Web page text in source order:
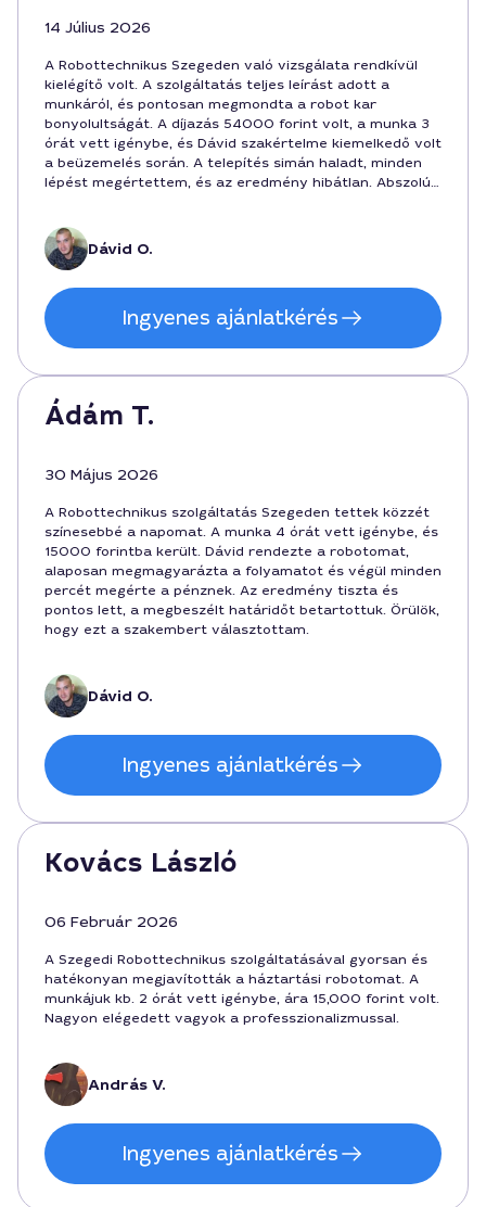
14 Július 2026
A Robottechnikus Szegeden való vizsgálata rendkívül
kielégítő volt. A szolgáltatás teljes leírást adott a
munkáról, és pontosan megmondta a robot kar
bonyolultságát. A díjazás 54000 forint volt, a munka 3
órát vett igénybe, és Dávid szakértelme kiemelkedő volt
a beüzemelés során. A telepítés simán haladt, minden
lépést megértettem, és az eredmény hibátlan. Abszolút
Dávid O.
Ingyenes ajánlatkérés
Ádám T.
30 Május 2026
A Robottechnikus szolgáltatás Szegeden tettek közzét
színesebbé a napomat. A munka 4 órát vett igénybe, és
15000 forintba került. Dávid rendezte a robotomat,
alaposan megmagyarázta a folyamatot és végül minden
percét megérte a pénznek. Az eredmény tiszta és
pontos lett, a megbeszélt határidőt betartottuk. Örülök,
hogy ezt a szakembert választottam.
Dávid O.
Ingyenes ajánlatkérés
Kovács László
06 Február 2026
A Szegedi Robottechnikus szolgáltatásával gyorsan és
hatékonyan megjavították a háztartási robotomat. A
munkájuk kb. 2 órát vett igénybe, ára 15,000 forint volt.
Nagyon elégedett vagyok a professzionalizmussal.
András V.
Ingyenes ajánlatkérés